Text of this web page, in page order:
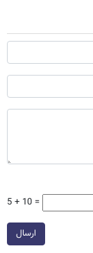
5 + 10 =
ارسال